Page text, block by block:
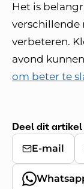
Het is
verschillende
verbeteren.
avond
om beter te
Deel dit artikel
E-mail